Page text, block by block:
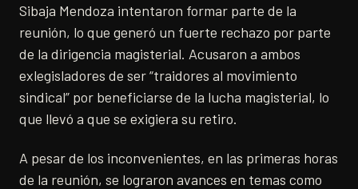
Sibaja Mendoza intentaron formar parte de la
reunión, lo que generó un fuerte rechazo por parte
de la dirigencia magisterial. Acusaron a ambos
exlegisladores de ser “traidores al movimiento
sindical” por beneficiarse de la lucha magisterial, lo
que llevó a que se exigiera su retiro.
A pesar de los inconvenientes, en las primeras horas
de la reunión, se lograron avances en temas como